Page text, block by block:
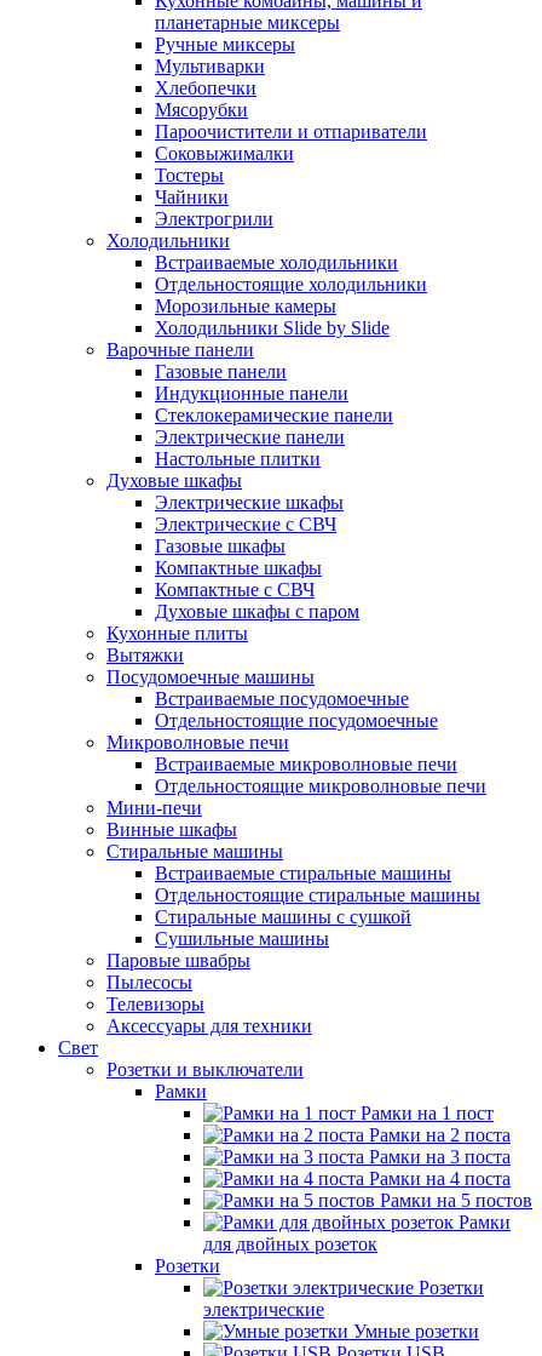
планетарные миксеры
Ручные миксеры
Мультиварки
Хлебопечки
Мясорубки
Пароочистители и отпариватели
Соковыжималки
Тостеры
Чайники
Электрогрили
Холодильники
Встраиваемые холодильники
Отдельностоящие холодильники
Морозильные камеры
Холодильники Slide by Slide
Варочные панели
Газовые панели
Индукционные панели
Стеклокерамические панели
Электрические панели
Настольные плитки
Духовые шкафы
Электрические шкафы
Электрические с СВЧ
Газовые шкафы
Компактные шкафы
Компактные с СВЧ
Духовые шкафы с паром
Кухонные плиты
Вытяжки
Посудомоечные машины
Встраиваемые посудомоечные
Отдельностоящие посудомоечные
Микроволновые печи
Встраиваемые микроволновые печи
Отдельностоящие микроволновые печи
Мини-печи
Винные шкафы
Стиральные машины
Встраиваемые стиральные машины
Отдельностоящие стиральные машины
Стиральные машины с сушкой
Сушильные машины
Паровые швабры
Пылесосы
Телевизоры
Аксессуары для техники
Свет
Розетки и выключатели
Рамки
Рамки на 1 пост
Рамки на 2 поста
Рамки на 3 поста
Рамки на 4 поста
Рамки на 5 постов
Рамки
для двойных розеток
Розетки
Розетки
электрические
Умные розетки